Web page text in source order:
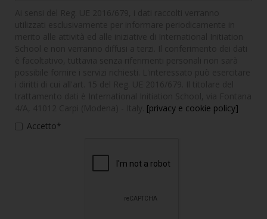
[privacy e cookie policy]
Accetto*